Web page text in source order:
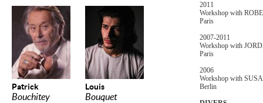
Patrick
Bouchitey
Louis
Bouquet
2011
Workshop with
Paris
2007-2011
Workshop with
Paris
2006
Workshop with
Berlin